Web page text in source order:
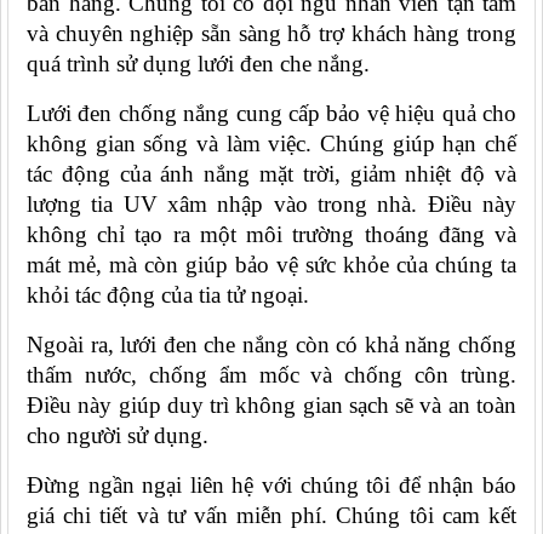
và chuyên nghiệp sẵn sàng hỗ trợ khách hàng trong
quá trình sử dụng lưới đen che nắng.
Lưới đen chống nắng cung cấp bảo vệ hiệu quả cho
không gian sống và làm việc. Chúng giúp hạn chế
tác động của ánh nắng mặt trời, giảm nhiệt độ và
lượng tia UV xâm nhập vào trong nhà. Điều này
không chỉ tạo ra một môi trường thoáng đãng và
mát mẻ, mà còn giúp bảo vệ sức khỏe của chúng ta
khỏi tác động của tia tử ngoại.
Ngoài ra, lưới đen che nắng còn có khả năng chống
thấm nước, chống ẩm mốc và chống côn trùng.
Điều này giúp duy trì không gian sạch sẽ và an toàn
cho người sử dụng.
Đừng ngần ngại liên hệ với chúng tôi để nhận báo
giá chi tiết và tư vấn miễn phí. Chúng tôi cam kết